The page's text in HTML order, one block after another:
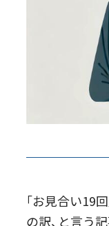
｢お見合い19
の訳、と言う